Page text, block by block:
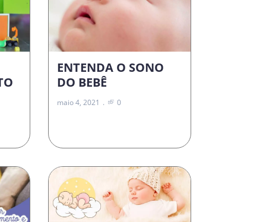
ENTENDA O SONO
DO BEBÊ
maio 4, 2021 0